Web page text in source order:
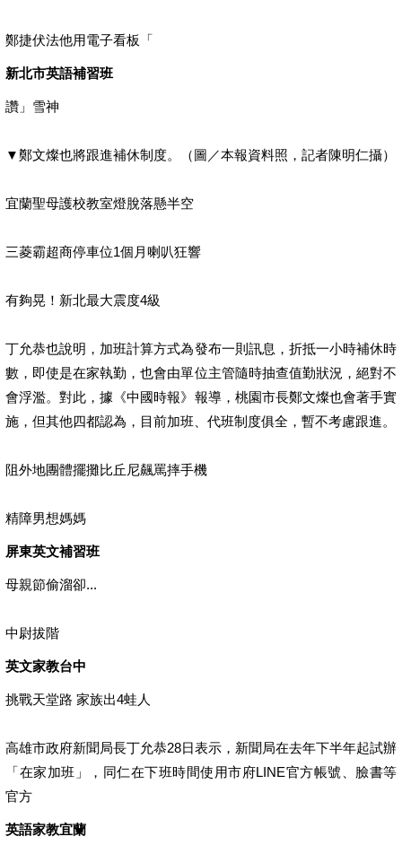
鄭捷伏法他用電子看板「
新北市英語補習班
讚」雪神
▼鄭文燦也將跟進補休制度。（圖／本報資料照，記者陳明仁攝）
宜蘭聖母護校教室燈脫落懸半空
三菱霸超商停車位1個月喇叭狂響
有夠晃！新北最大震度4級
丁允恭也說明，加班計算方式為發布一則訊息，折抵一小時補休時
數，即使是在家執勤，也會由單位主管隨時抽查值勤狀況，絕對不
會浮濫。對此，據《中國時報》報導，桃園市長鄭文燦也會著手實
施，但其他四都認為，目前加班、代班制度俱全，暫不考慮跟進。
阻外地團體擺攤比丘尼飆罵摔手機
精障男想媽媽
屏東英文補習班
母親節偷溜卻...
中尉拔階
英文家教台中
挑戰天堂路 家族出4蛙人
高雄市政府新聞局長丁允恭28日表示，新聞局在去年下半年起試辦
「在家加班」，同仁在下班時間使用市府LINE官方帳號、臉書等
官方
英語家教宜蘭